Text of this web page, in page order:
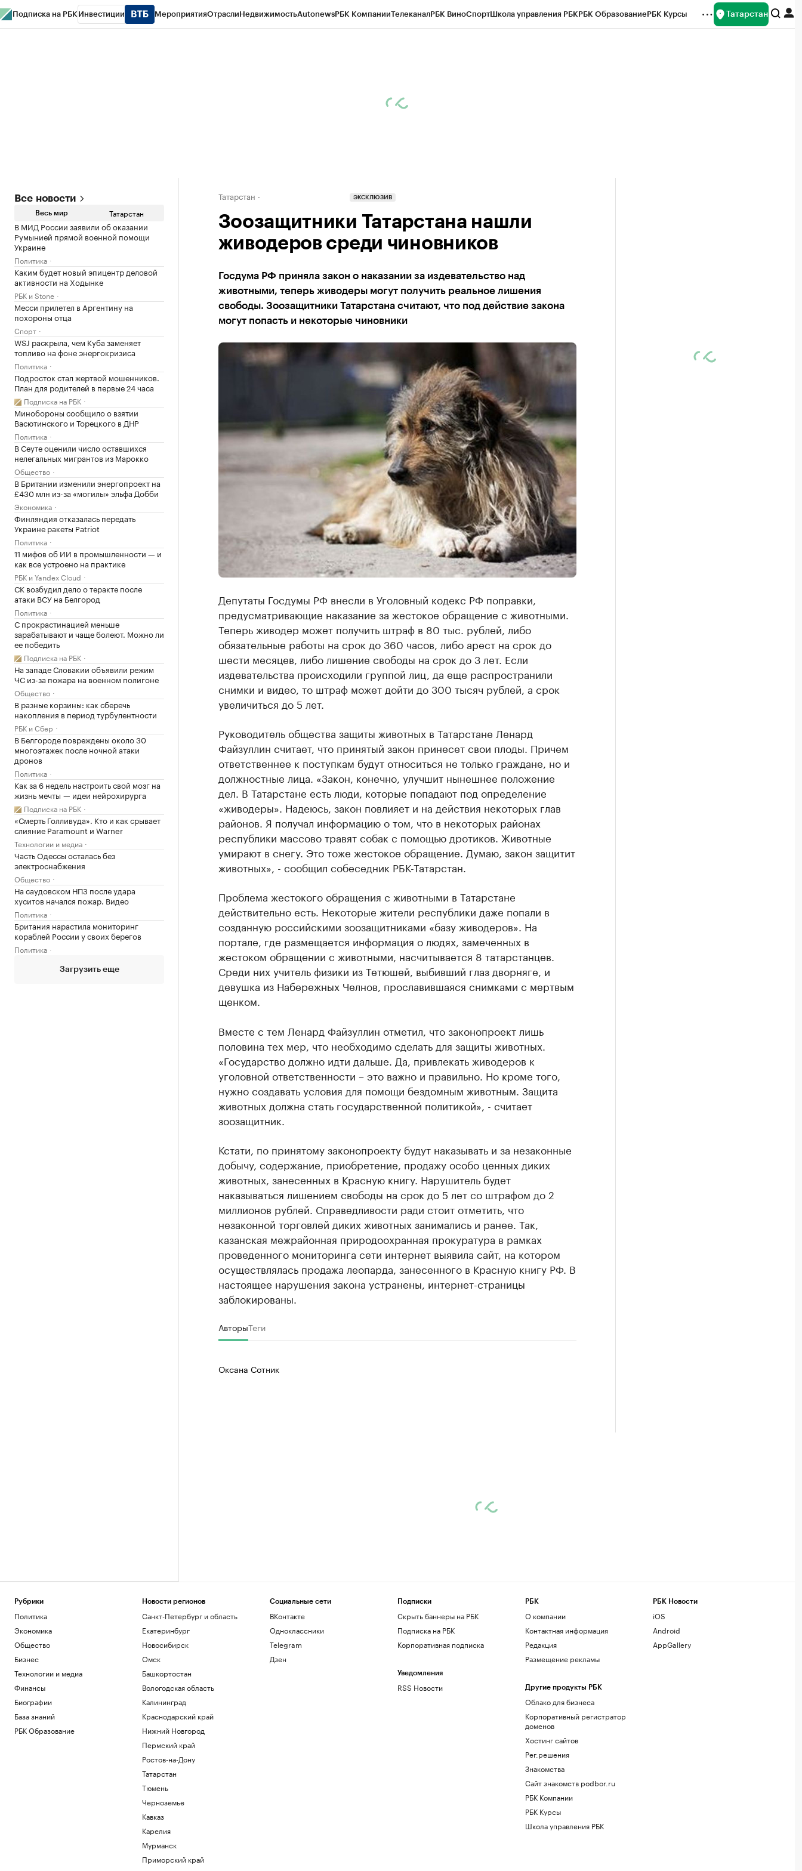
Подписка на РБК Инвестиции МероприятияОтраслиНедвижимостьAutonewsРБК КомпанииТелеканалРБК ВиноСпортШкола управления РБКРБК ОбразованиеРБК Курсы Татарстан
Все новости
Весь мир Татарстан
В МИД России заявили об оказании
Румынией прямой военной помощи
Украине
Политика
Каким будет новый эпицентр деловой
активности на Ходынке
РБК и Stone
Месси прилетел в Аргентину на
похороны отца
Спорт
WSJ раскрыла, чем Куба заменяет
топливо на фоне энергокризиса
Политика
Подросток стал жертвой мошенников.
План для родителей в первые 24 часа
Подписка на РБК
Минобороны сообщило о взятии
Васютинского и Торецкого в ДНР
Политика
В Сеуте оценили число оставшихся
нелегальных мигрантов из Марокко
Общество
В Британии изменили энергопроект на
£430 млн из-за «могилы» эльфа Добби
Экономика
Финляндия отказалась передать
Украине ракеты Patriot
Политика
11 мифов об ИИ в промышленности — и
как все устроено на практике
РБК и Yandex Cloud
СК возбудил дело о теракте после
атаки ВСУ на Белгород
Политика
С прокрастинацией меньше
зарабатывают и чаще болеют. Можно ли
ее победить
Подписка на РБК
На западе Словакии объявили режим
ЧС из-за пожара на военном полигоне
Общество
В разные корзины: как сберечь
накопления в период турбулентности
РБК и Сбер
В Белгороде повреждены около 30
многоэтажек после ночной атаки
дронов
Политика
Как за 6 недель настроить свой мозг на
жизнь мечты — идеи нейрохирурга
Подписка на РБК
«Смерть Голливуда». Кто и как срывает
слияние Paramount и Warner
Технологии и медиа
Часть Одессы осталась без
электроснабжения
Общество
На саудовском НПЗ после удара
хуситов начался пожар. Видео
Политика
Британия нарастила мониторинг
кораблей России у своих берегов
Политика
Загрузить еще
Татарстан ЭКСКЛЮЗИВ
Зоозащитники Татарстана нашли
живодеров среди чиновников
Госдума РФ приняла закон о наказании за издевательство над
животными, теперь живодеры могут получить реальное лишения
свободы. Зоозащитники Татарстана считают, что под действие закона
могут попасть и некоторые чиновники
Депутаты Госдумы РФ внесли в Уголовный кодекс РФ поправки,
предусматривающие наказание за жестокое обращение с животными.
Теперь живодер может получить штраф в 80 тыс. рублей, либо
обязательные работы на срок до 360 часов, либо арест на срок до
шести месяцев, либо лишение свободы на срок до 3 лет. Если
издевательства происходили группой лиц, да еще распространили
снимки и видео, то штраф может дойти до 300 тысяч рублей, а срок
увеличиться до 5 лет.
Руководитель общества защиты животных в Татарстане Ленард
Файзуллин считает, что принятый закон принесет свои плоды. Причем
ответственнее к поступкам будут относиться не только граждане, но и
должностные лица. «Закон, конечно, улучшит нынешнее положение
дел. В Татарстане есть люди, которые попадают под определение
«живодеры». Надеюсь, закон повлияет и на действия некоторых глав
районов. Я получал информацию о том, что в некоторых районах
республики массово травят собак с помощью дротиков. Животные
умирают в снегу. Это тоже жестокое обращение. Думаю, закон защитит
животных», - сообщил собеседник РБК-Татарстан.
Проблема жестокого обращения с животными в Татарстане
действительно есть. Некоторые жители республики даже попали в
созданную российскими зоозащитниками «базу живодеров». На
портале, где размещается информация о людях, замеченных в
жестоком обращении с животными, насчитывается 8 татарстанцев.
Среди них учитель физики из Тетюшей, выбивший глаз дворняге, и
девушка из Набережных Челнов, прославившаяся снимками с мертвым
щенком.
Вместе с тем Ленард Файзуллин отметил, что законопроект лишь
половина тех мер, что необходимо сделать для защиты животных.
«Государство должно идти дальше. Да, привлекать живодеров к
уголовной ответственности – это важно и правильно. Но кроме того,
нужно создавать условия для помощи бездомным животным. Защита
животных должна стать государственной политикой», - считает
зоозащитник.
Кстати, по принятому законопроекту будут наказывать и за незаконные
добычу, содержание, приобретение, продажу особо ценных диких
животных, занесенных в Красную книгу. Нарушитель будет
наказываться лишением свободы на срок до 5 лет со штрафом до 2
миллионов рублей. Справедливости ради стоит отметить, что
незаконной торговлей диких животных занимались и ранее. Так,
казанская межрайонная природоохранная прокуратура в рамках
проведенного мониторинга сети интернет выявила сайт, на котором
осуществлялась продажа леопарда, занесенного в Красную книгу РФ. В
настоящее нарушения закона устранены, интернет-страницы
заблокированы.
АвторыТеги
Оксана Сотник
Рубрики
Политика
Экономика
Общество
Бизнес
Технологии и медиа
Финансы
Биографии
База знаний
РБК Образование
Новости регионов
Санкт-Петербург и область
Екатеринбург
Новосибирск
Омск
Башкортостан
Вологодская область
Калининград
Краснодарский край
Нижний Новгород
Пермский край
Ростов-на-Дону
Татарстан
Тюмень
Черноземье
Кавказ
Карелия
Мурманск
Приморский край
Социальные сети
ВКонтакте
Одноклассники
Telegram
Дзен
Подписки
Скрыть баннеры на РБК
Подписка на РБК
Корпоративная подписка
Уведомления
RSS Новости
РБК
О компании
Контактная информация
Редакция
Размещение рекламы
Другие продукты РБК
Облако для бизнеса
Корпоративный регистратор
доменов
Хостинг сайтов
Рег.решения
Знакомства
Сайт знакомств podbor.ru
РБК Компании
РБК Курсы
Школа управления РБК
РБК Новости
iOS
Android
AppGallery